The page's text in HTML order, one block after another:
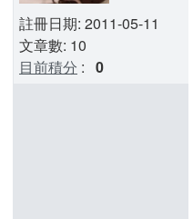
註冊日期: 2011-05-11
文章數: 10
目前積分 : 0